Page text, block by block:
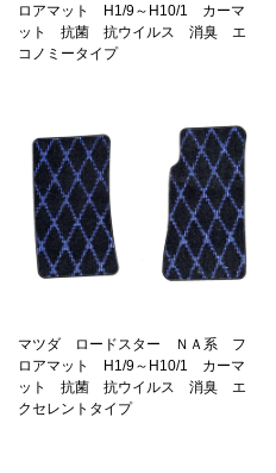
ロアマット H1/9～H10/1 カーマ
ット 抗菌 抗ウイルス 消臭 エ
コノミータイプ
マツダ ロードスター ＮＡ系 フ
ロアマット H1/9～H10/1 カーマ
ット 抗菌 抗ウイルス 消臭 エ
クセレントタイプ